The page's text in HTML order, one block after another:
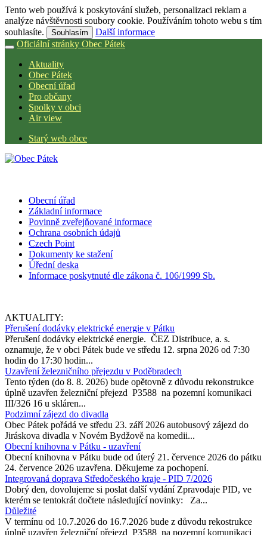
Tento web používá k poskytování služeb, personalizaci reklam a
analýze návštěvnosti soubory cookie. Používáním tohoto webu s tím
souhlasíte.
Souhlasím
Další informace
Oficiální stránky Obec Pátek
Aktuality
Obec Pátek
Obecní úřad
Pro občany
Spolky v obci
Air view
Starý web obce
Obecní úřad
Základní informace
Povinně zveřejňované informace
Ochrana osobních údajů
Czech Point
Dokumenty ke stažení
Úřední deska
Informace poskytnuté dle zákona č. 106/1999 Sb.
AKTUALITY:
Přerušení dodávky elektrické energie v Pátku
Přerušení dodávky elektrické energie. ČEZ Distribuce, a. s.
oznamuje, že v obci Pátek bude ve středu 12. srpna 2026 od 7:30
hodin do 17:30 hodin...
Uzavření železničního přejezdu v Poděbradech
Tento týden (do 8. 8. 2026) bude opětovně z důvodu rekonstrukce
úplně uzavřen železniční přejezd P3588 na pozemní komunikaci
III/326 16 u skláren...
Podzimní zájezd do divadla
Obec Pátek pořádá ve středu 23. září 2026 autobusový zájezd do
Jiráskova divadla v Novém Bydžově na komedii...
Obecní knihovna v Pátku - uzavření
Obecní knihovna v Pátku bude od úterý 21. července 2026 do pátku
24. července 2026 uzavřena. Děkujeme za pochopení.
Integrovaná doprava Středočeského kraje - PID 7/2026
Dobrý den, dovolujeme si poslat další vydání Zpravodaje PID, ve
kterém se tentokrát dočtete následující novinky: Za...
Důležité
V termínu od 10.7.2026 do 16.7.2026 bude z důvodu rekostrukce
úplně uzavřen železniční přejezd P3588 na pozemní komunikaci